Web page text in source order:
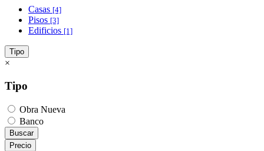
Casas [4]
Pisos [3]
Edificios [1]
Tipo
×
Tipo
Obra Nueva
Banco
Buscar
Precio